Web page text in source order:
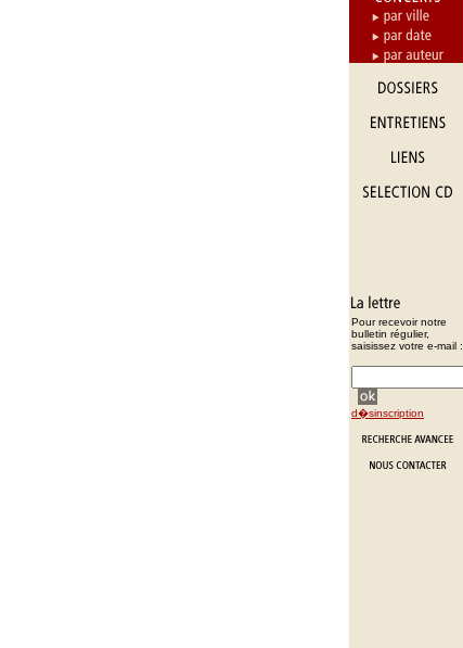
Pour recevoir notre
bulletin régulier,
saisissez votre e-mail :
d�sinscription